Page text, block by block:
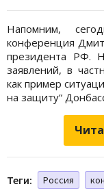
Напомним,
конференция
президента РФ.
заявлений, в
как пример
на защиту“
Теги: Россия